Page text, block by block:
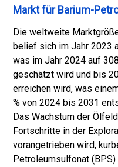
Markt für Barium-
Die weltweite
belief sich im Jahr 2023
was im Jahr 2024 auf
geschätzt wird und bis
erreichen wird, was
% von 2024 bis 2031
Das Wachstum der
Fortschritte in der
vorangetrieben wird,
Petroleumsulfonat